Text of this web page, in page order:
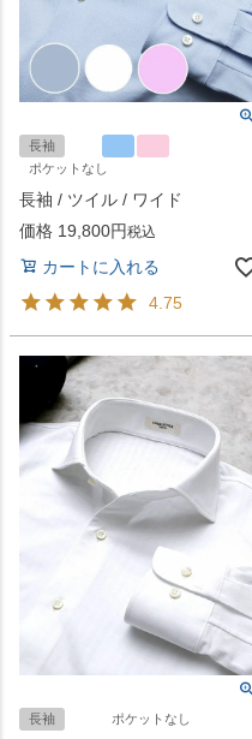
長袖
ポケットなし
長袖 / ツイル / ワイド
価格 19,800 税込
カートに入れる
4.75
長袖 ポケットなし